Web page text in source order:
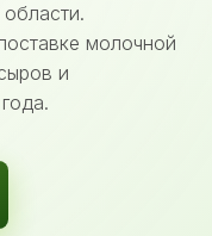
молочной
и